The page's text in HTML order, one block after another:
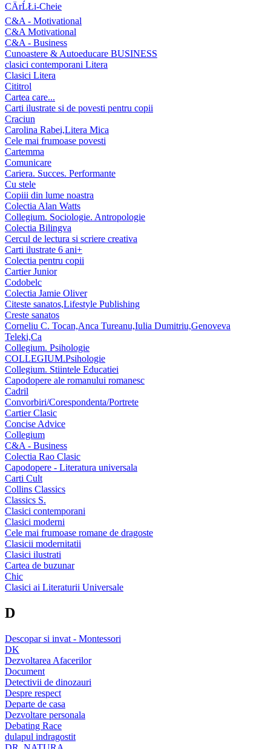
CÄrĹŁi-Cheie
C&A - Motivational
C&A Motivational
C&A - Business
Cunoastere & Autoeducare BUSINESS
clasici contemporani Litera
Clasici Litera
Cititrol
Cartea care...
Carti ilustrate si de povesti pentru copii
Craciun
Carolina Rabei,Litera Mica
Cele mai frumoase povesti
Cartemma
Comunicare
Cariera. Succes. Performante
Cu stele
Copiii din lume noastra
Colectia Alan Watts
Collegium. Sociologie. Antropologie
Colectia Bilingva
Cercul de lectura si scriere creativa
Carti ilustrate 6 ani+
Colectia pentru copii
Cartier Junior
Codobelc
Colectia Jamie Oliver
Citeste sanatos,Lifestyle Publishing
Creste sanatos
Corneliu C. Tocan,Anca Tureanu,Iulia Dumitriu,Genoveva
Teleki,Ca
Collegium. Psihologie
COLLEGIUM.Psihologie
Collegium. Stiintele Educatiei
Capodopere ale romanului romanesc
Cadril
Convorbiri/Corespondenta/Portrete
Cartier Clasic
Concise Advice
Collegium
C&A - Business
Colectia Rao Clasic
Capodopere - Literatura universala
Carti Cult
Collins Classics
Classics S.
Clasici contemporani
Clasici moderni
Cele mai frumoase romane de dragoste
Clasicii modernitatii
Clasici ilustrati
Cartea de buzunar
Chic
Clasici ai Literaturii Universale
D
Descopar si invat - Montessori
DK
Dezvoltarea Afacerilor
Document
Detectivii de dinozauri
Despre respect
Departe de casa
Dezvoltare personala
Debating Race
dulapul indragostit